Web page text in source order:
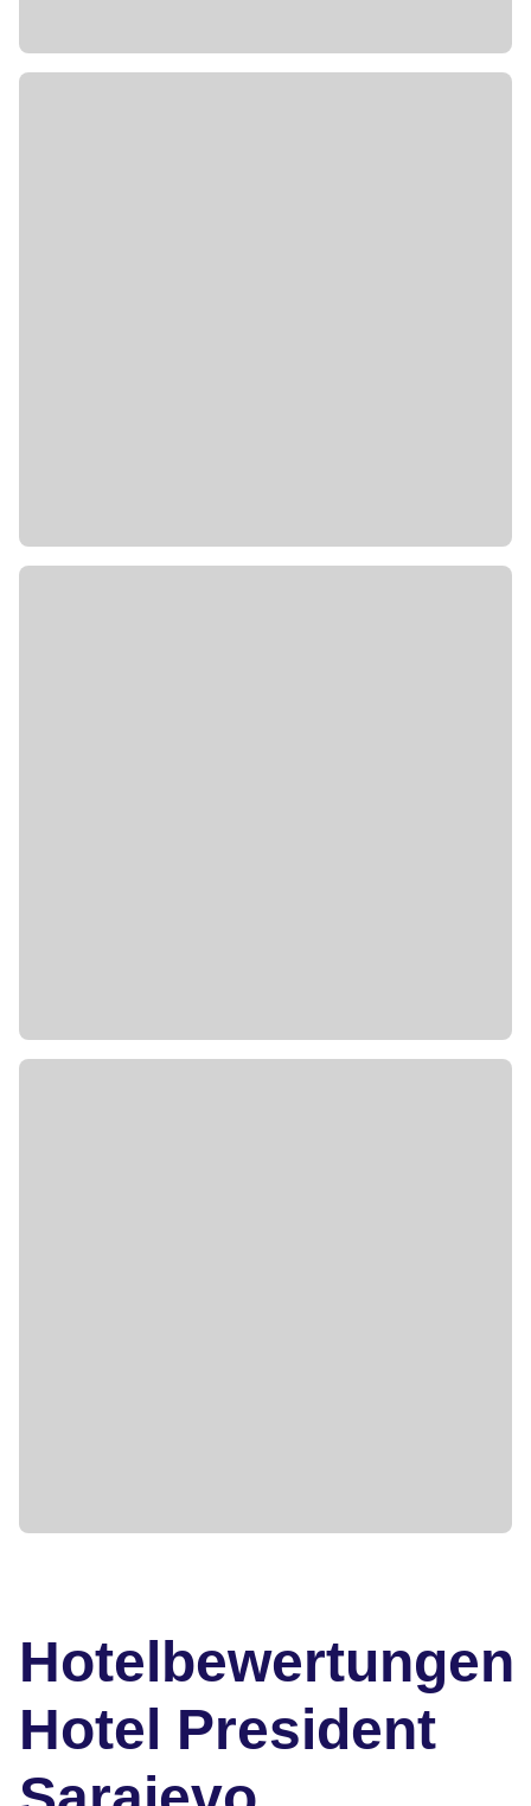
Hotelbewertungen
Hotel President